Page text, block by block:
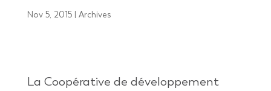
Nov 5, 2015| Archives
La Coopérative de développement